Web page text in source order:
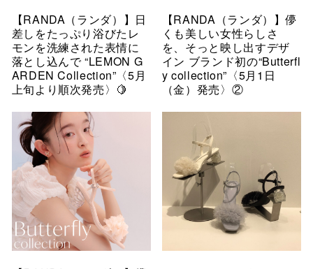
【RANDA（ランダ）】日
差しをたっぷり浴びたレ
モンを洗練された表情に
落とし込んで “LEMON G
ARDEN Collection”〈5月
上旬より順次発売〉🍋
【RANDA（ランダ）】儚
くも美しい女性らしさ
を、そっと映し出すデザ
イン ブランド初の“Butterfl
y collection”〈5月1日
（金）発売〉②